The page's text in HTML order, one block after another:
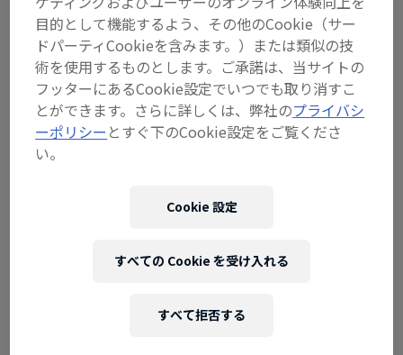
（コメンテーター: ピエール北川）
→さらに忙しい方や、発表内容及び解説を後日じっ
くり楽しみたい方にも嬉しい「見逃し配信」 もア
リ。
══════════════
関連イベント
目的として機能するよう、その他のCookie（サー
ドパーティCookieを含みます。）または類似の技
術を使用するものとします。ご承諾は、当サイトの
フッターにあるCookie設定でいつでも取り消すこ
とができます。さらに詳しくは、弊社のプライバシ
ーポリシー とすぐ下のCookie設定をご覧くださ
い。
Cookie 設定
すべて拒否する
すべての Cookie を受け入れる